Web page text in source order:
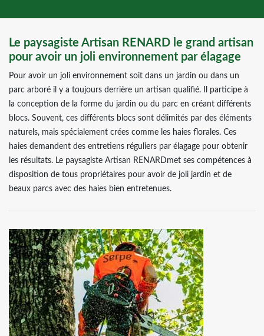
Le paysagiste Artisan RENARD le grand artisan
pour avoir un joli environnement par élagage
Pour avoir un joli environnement soit dans un jardin ou dans un
parc arboré il y a toujours derrière un artisan qualifié. Il participe à
la conception de la forme du jardin ou du parc en créant différents
blocs. Souvent, ces différents blocs sont délimités par des éléments
naturels, mais spécialement crées comme les haies florales. Ces
haies demandent des entretiens réguliers par élagage pour obtenir
les résultats. Le paysagiste Artisan RENARDmet ses compétences à
disposition de tous propriétaires pour avoir de joli jardin et de
beaux parcs avec des haies bien entretenues.